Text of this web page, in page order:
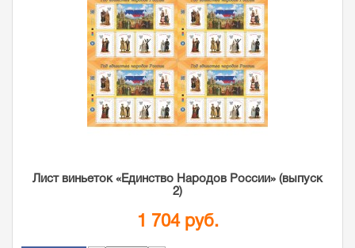
Лист виньеток «Единство Народов России» (выпуск
2)
1 704 руб.